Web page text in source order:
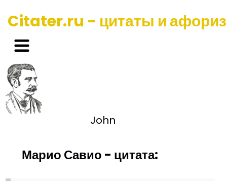
Citater.ru - цитаты и
John
Марио Савио - цитата: